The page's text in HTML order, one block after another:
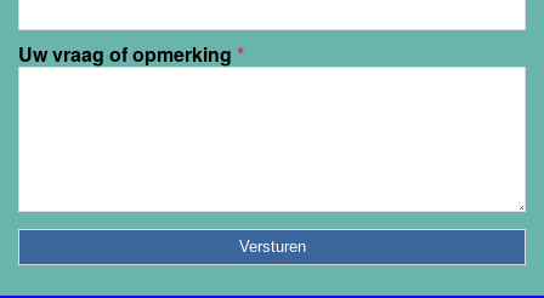
Uw vraag of opmerking *